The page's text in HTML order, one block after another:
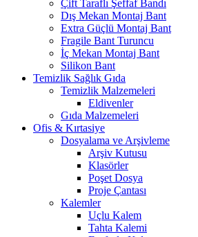
Çift Taraflı Şeffaf Bandı
Dış Mekan Montaj Bant
Extra Güçlü Montaj Bant
Fragile Bant Turuncu
İç Mekan Montaj Bant
Silikon Bant
Temizlik Sağlık Gıda
Temizlik Malzemeleri
Eldivenler
Gıda Malzemeleri
Ofis & Kırtasiye
Dosyalama ve Arşivleme
Arşiv Kutusu
Klasörler
Poşet Dosya
Proje Çantası
Kalemler
Uçlu Kalem
Tahta Kalemi